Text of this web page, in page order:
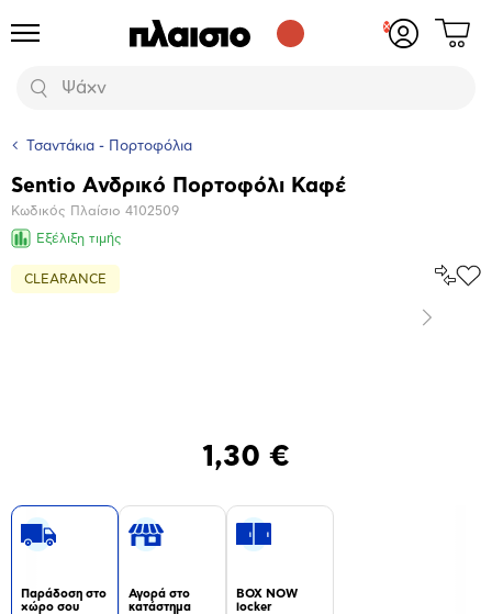
Προϊόντα
Αναζήτηση
Δες
Τσαντάκια - Πορτοφόλια
Βασικά
χαρακτηριστικά
Sentio Ανδρικό Πορτοφόλι Καφέ
Κωδικός Πλαίσιο 4102509
Εξέλιξη τιμής
CLEARANCE
Επόμενο
1,30 €
Παράδοση στο
χώρο σου
Αγορά στο
κατάστημα
BOX NOW
locker